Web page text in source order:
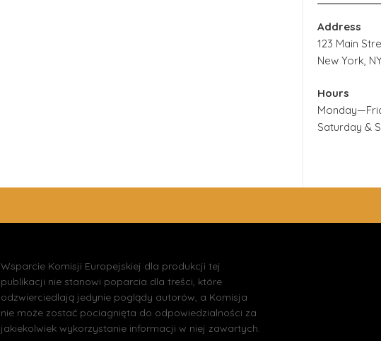
Address
123 Main
New York,
Hours
Saturday &
Wsparcie Komisji Europejskiej dla produkcji tej
publikacji nie stanowi poparcia dla treści, które
odzwierciedlają jedynie poglądy autorów, a Komisja
nie może zostać pociagnięta do odpowiedzialności za
jakiekolwiek wykorzystanie informacji w niej zawartych.